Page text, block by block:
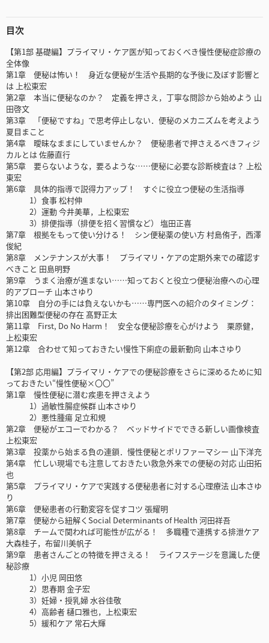
目次
【第1部 基礎編】プライマリ・ケア医が知っておくべき慢性便秘症診療の
全体像
第1章 便秘は怖い！ 身近な便秘が生活や長期的な予後に及ぼす影響と
は 上松東宏
第2章 本当に便秘なのか？ 定義を押さえ，丁寧な問診から始めよう 山
田啓文
第3章 「便秘ですね」で思考停止しない．便秘のメカニズムを考えよう
夏目まこと
第4章 曖昧なままにしていませんか？ 便秘患者で押さえるべきフィジ
カルとは 佐藤直行
第5章 要らないような，要るような……便秘に必要な診断検査は？ 上松
東宏
第6章 具体的指導で説得力アップ！ すぐに役立つ便秘の生活指導
1）食事 松村伸
2）運動 今井美華，上松東宏
3）排便指導（排便を招く習慣など） 塩田正喜
第7章 根拠をもって使い分ける！ シン便秘薬の使い方 村島侑子，西澤
俊紀
第8章 メンテナンスが大事！ プライマリ・ケアの定期外来での確認す
べきこと 田島明野
第9章 うまく治療が進まない……知っておくと役立つ便秘治療への心理
的アプローチ 山本さゆり
第10章 自分の手には負えないかも……専門医への紹介のタイミング：
排出困難型便秘の存在 髙野正太
第11章 First, Do No Harm！ 安全な便秘診療を心がけよう 栗原健，
上松東宏
第12章 合わせて知っておきたい慢性下痢症の最新動向 山本さゆり
【第2部 応用編】プライマリ・ケアでの便秘診療をさらに深めるために知
っておきたい“慢性便秘×〇〇”
第1章 慢性便秘に潜む疾患を押さえよう
1）過敏性腸症候群 山本さゆり
2）悪性腫瘍 足立和規
第2章 便秘がエコーでわかる？ ベッドサイドでできる新しい画像検査
上松東宏
第3章 投薬から始まる負の連鎖．慢性便秘とポリファーマシー 山下洋充
第4章 忙しい現場でも注意しておきたい救急外来での便秘の対応 山田拓
也
第5章 プライマリ・ケアで実践する便秘患者に対する心理療法 山本さゆ
り
第6章 便秘患者の行動変容を促すコツ 張耀明
第7章 便秘から紐解くSocial Determinants of Health 河田祥吾
第8章 チームで関われば可能性が広がる！ 多職種で連携する排泄ケア
大森桂子，布留川美帆子
第9章 患者さんごとの特徴を押さえる！ ライフステージを意識した便
秘診療
1）小児 岡田悠
2）思春期 金子宏
3）妊婦・授乳婦 水谷佳敬
4）高齢者 樋口雅也，上松東宏
5）緩和ケア 常石大輝